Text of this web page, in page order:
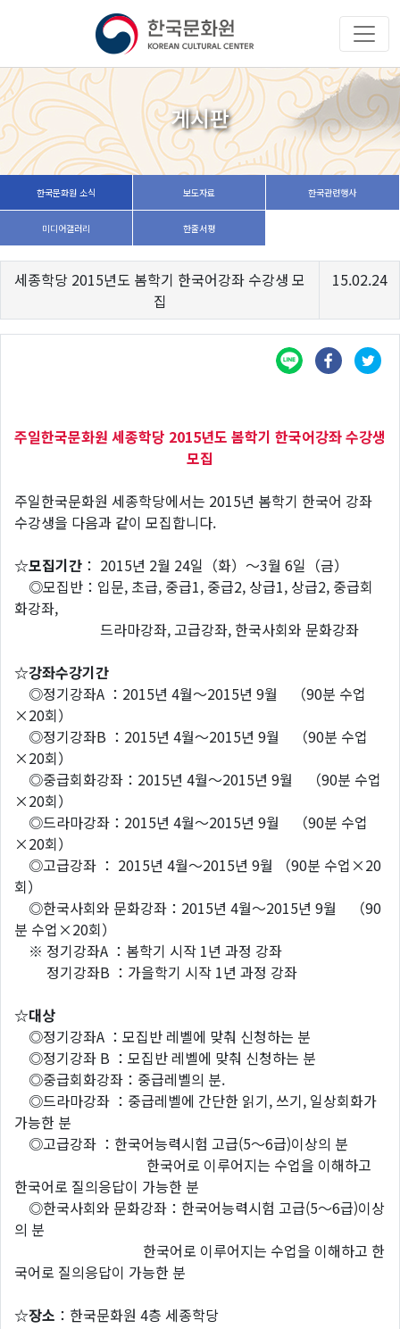
게시판
한국문화원 소식 보도자료 한국관련행사
미디어갤러리 한줄서평
세종학당 2015년도 봄학기 한국어강좌 수강생 모
집
15.02.24
주일한국문화원 세종학당 2015년도 봄학기 한국어강좌 수강생
모집
주일한국문화원 세종학당에서는 2015년 봄학기 한국어 강좌
수강생을 다음과 같이 모집합니다.
☆모집기간 ： 2015년 2월 24일（화）～3월 6일（금）
◎모집반：입문, 초급, 중급1, 중급2, 상급1, 상급2, 중급회
화강좌,
드라마강좌, 고급강좌, 한국사회와 문화강좌
☆강좌수강기간
◎정기강좌A ：2015년 4월～2015년 9월 （90분 수업
×20회）
◎정기강좌B ：2015년 4월～2015년 9월 （90분 수업
×20회）
◎중급회화강좌：2015년 4월～2015년 9월 （90분 수업
×20회）
◎드라마강좌：2015년 4월～2015년 9월 （90분 수업
×20회）
◎고급강좌 ： 2015년 4월～2015년 9월 （90분 수업×20
회）
◎한국사회와 문화강좌：2015년 4월～2015년 9월 （90
분 수업×20회）
※ 정기강좌A ：봄학기 시작 1년 과정 강좌
정기강좌B ：가을학기 시작 1년 과정 강좌
☆대상
◎정기강좌A ：모집반 레벨에 맞춰 신청하는 분
◎정기강좌 B ：모집반 레벨에 맞춰 신청하는 분
◎중급회화강좌：중급레벨의 분.
◎드라마강좌 ：중급레벨에 간단한 읽기, 쓰기, 일상회화가
가능한 분
◎고급강좌 ：한국어능력시험 고급(5～6급)이상의 분
한국어로 이루어지는 수업을 이해하고
한국어로 질의응답이 가능한 분
◎한국사회와 문화강좌：한국어능력시험 고급(5～6급)이상
의 분
한국어로 이루어지는 수업을 이해하고 한
국어로 질의응답이 가능한 분
☆장소 ：한국문화원 4층 세종학당